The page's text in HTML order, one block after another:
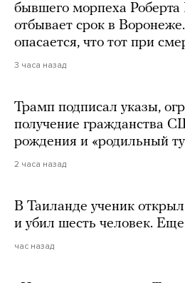
бывшего морпеха
отбывает срок в
опасается, что тот при
3 часа назад
Трамп подписал указы,
получение гражданства
рождения и «родильный
2 часа назад
В Таиланде ученик
и убил шесть человек.
час назад